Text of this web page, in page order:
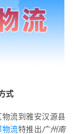
式
流到雅安汉源县
物流特推出广州南